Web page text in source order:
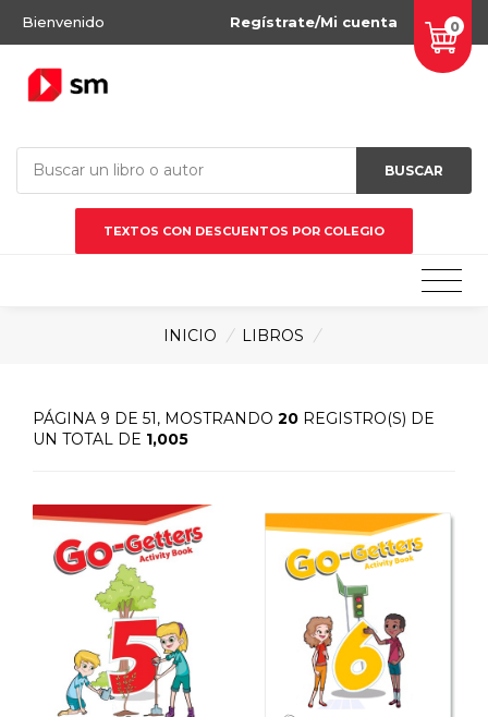
Bienvenido 0
Regístrate/Mi cuenta
BUSCAR
TEXTOS CON DESCUENTOS POR COLEGIO
INICIO / LIBROS /
PÁGINA 9 DE 51, MOSTRANDO 20 REGISTRO(S) DE
UN TOTAL DE 1,005
VER DETALLES VER DETALLES